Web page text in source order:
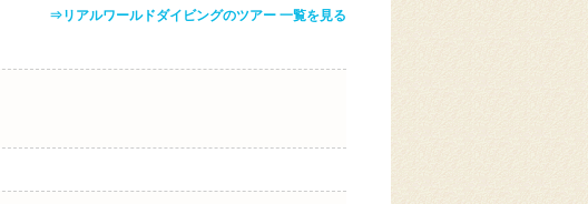
⇒リアルワールドダイビングのツアー 一覧を見る